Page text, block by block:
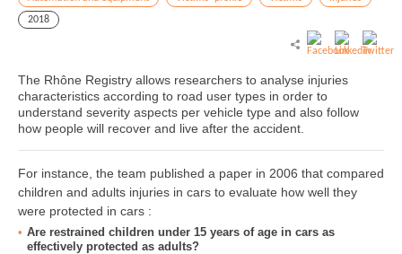
2018
The Rhône Registry allows researchers to analyse injuries
characteristics according to road user types in order to
understand severity aspects per vehicle type and also follow
how people will recover and live after the accident.
For instance, the team published a paper in 2006 that compared
children and adults injuries in cars to evaluate how well they
were protected in cars :
Are restrained children under 15 years of age in cars as
effectively protected as adults?